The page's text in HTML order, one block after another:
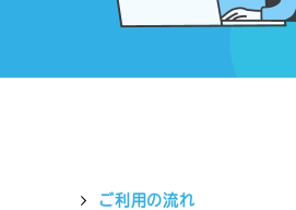
ご利用の流れ